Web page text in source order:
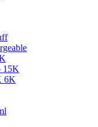
15K
6K